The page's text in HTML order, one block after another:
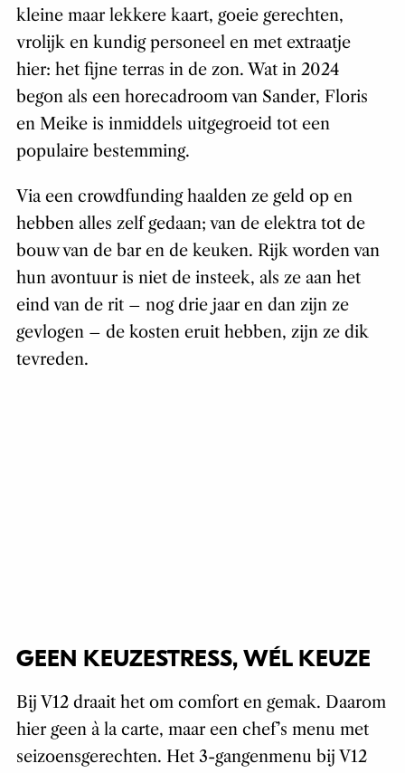
kleine maar lekkere kaart, goeie gerechten,
vrolijk en kundig personeel en met extraatje
hier: het fijne terras in de zon. Wat in 2024
begon als een horecadroom van Sander, Floris
en Meike is inmiddels uitgegroeid tot een
populaire bestemming.
Via een crowdfunding haalden ze geld op en
hebben alles zelf gedaan; van de elektra tot de
bouw van de bar en de keuken. Rijk worden van
hun avontuur is niet de insteek, als ze aan het
eind van de rit – nog drie jaar en dan zijn ze
gevlogen – de kosten eruit hebben, zijn ze dik
tevreden.
GEEN KEUZESTRESS, WÉL KEUZE
Bij V12 draait het om comfort en gemak. Daarom
hier geen à la carte, maar een chef’s menu met
seizoensgerechten. Het 3-gangenmenu bij V12